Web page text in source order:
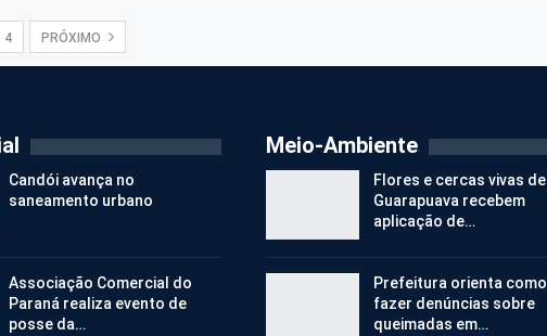
4 PRÓXIMO
Candói avança no
saneamento urbano
Associação Comercial do
Paraná realiza evento de
posse da…
Meio-Ambiente
Flores e cercas vivas de
Guarapuava recebem
aplicação de…
Prefeitura orienta como
fazer denúncias sobre
queimadas em…